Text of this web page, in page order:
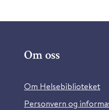
Om oss
Om Helsebiblioteket
Personvern og